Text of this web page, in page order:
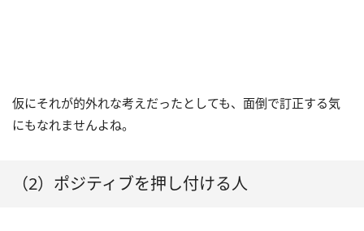
仮にそれが的外れな考えだったとしても、面倒で訂正する気
にもなれませんよね。
（2）ポジティブを押し付ける人